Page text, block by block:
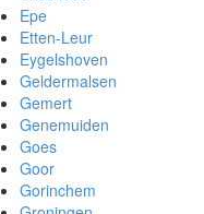
Epe
Etten-Leur
Eygelshoven
Geldermalsen
Gemert
Genemuiden
Goes
Goor
Gorinchem